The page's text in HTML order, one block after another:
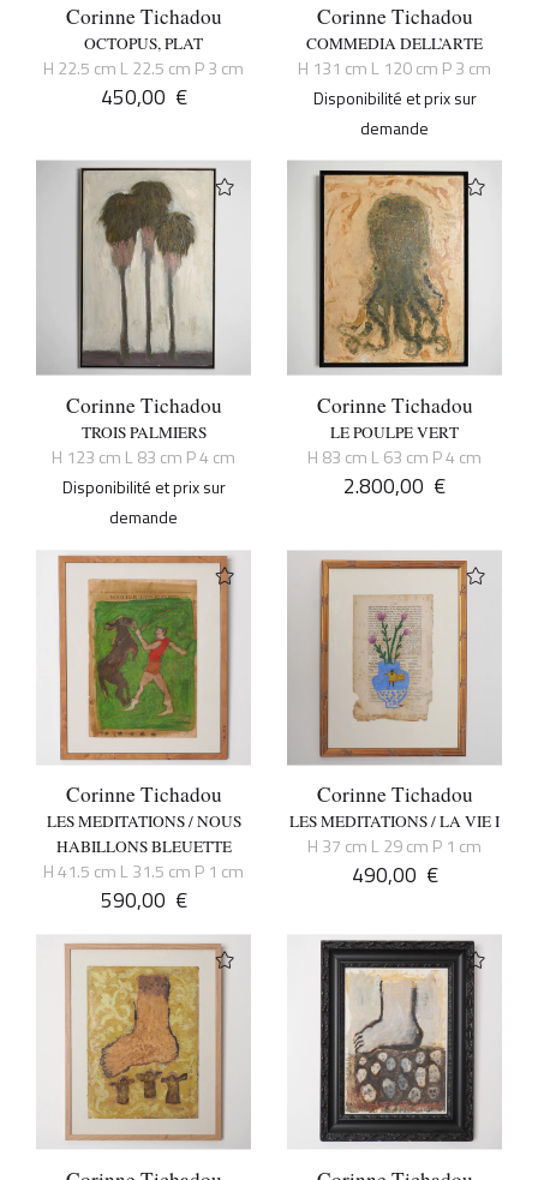
Corinne Tichadou
OCTOPUS, PLAT
H 22.5 cm L 22.5 cm P 3 cm
450,00 €
Corinne Tichadou
COMMEDIA DELL’ARTE
H 131 cm L 120 cm P 3 cm
Disponibilité et prix sur
demande
Corinne Tichadou
TROIS PALMIERS
H 123 cm L 83 cm P 4 cm
Disponibilité et prix sur
demande
Corinne Tichadou
LE POULPE VERT
H 83 cm L 63 cm P 4 cm
2.800,00 €
Corinne Tichadou
LES MEDITATIONS / NOUS
HABILLONS BLEUETTE
H 41.5 cm L 31.5 cm P 1 cm
590,00 €
Corinne Tichadou
LES MEDITATIONS / LA VIE I
H 37 cm L 29 cm P 1 cm
490,00 €